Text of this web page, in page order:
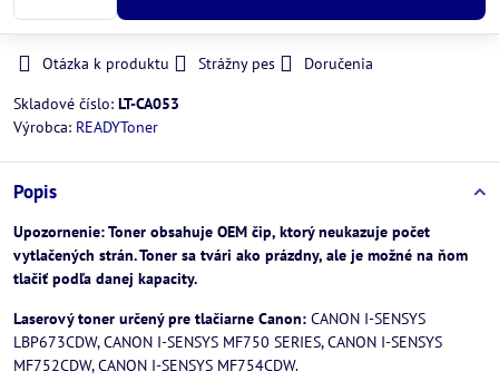
Otázka k produktu Strážny pes
Doručenia
Skladové číslo: LT-CA053
Výrobca: READYToner
Popis
Upozornenie: Toner obsahuje OEM čip, ktorý neukazuje počet
vytlačených strán. Toner sa tvári ako prázdny, ale je možné na ňom
tlačiť podľa danej kapacity.
Laserový toner určený pre tlačiarne Canon: CANON I-SENSYS
LBP673CDW, CANON I-SENSYS MF750 SERIES, CANON I-SENSYS
MF752CDW, CANON I-SENSYS MF754CDW.